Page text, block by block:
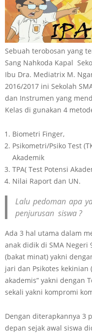
Sebuah terobosan yang
Sang Nahkoda Kapal
Ibu Dra. Mediatrix M.
2016/2017 ini Sekolah
dan Instrumen yang
Kelas di gunakan 4
Biometri Finger,
Psikometri/Psiko Test
Akademik
TPA( Test Potensi
Nilai Raport dan UN.
Lalu pedoman apa
penjurusan siswa ?
Ada 3 hal utama dalam
anak didik di SMA Negeri
(bakat minat) yakni
jari dan Psikotes kekinian
akademis” yakni dengan
sekali yakni kompromi
Dengan diterapkannya 3
depan sejak awal siswa